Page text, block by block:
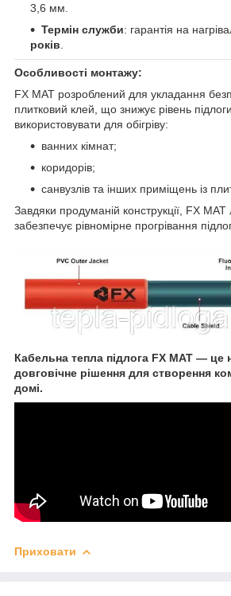
3,6 мм.
Термін служби: гарантія на
років
Особливості монтажу:
FX MAT розроблений для укладання
плитковий клей, що знижує рівень
використовувати для обігріву:
ванних кімнат;
коридорів;
санвузлів та інших приміщень із
Завдяки продуманій конструкції, FX MAT
забезпечує рівномірне прогрівання
Кабельна тепла підлога FX MAT — це
довговічне рішення для створення
домі.
Приховати